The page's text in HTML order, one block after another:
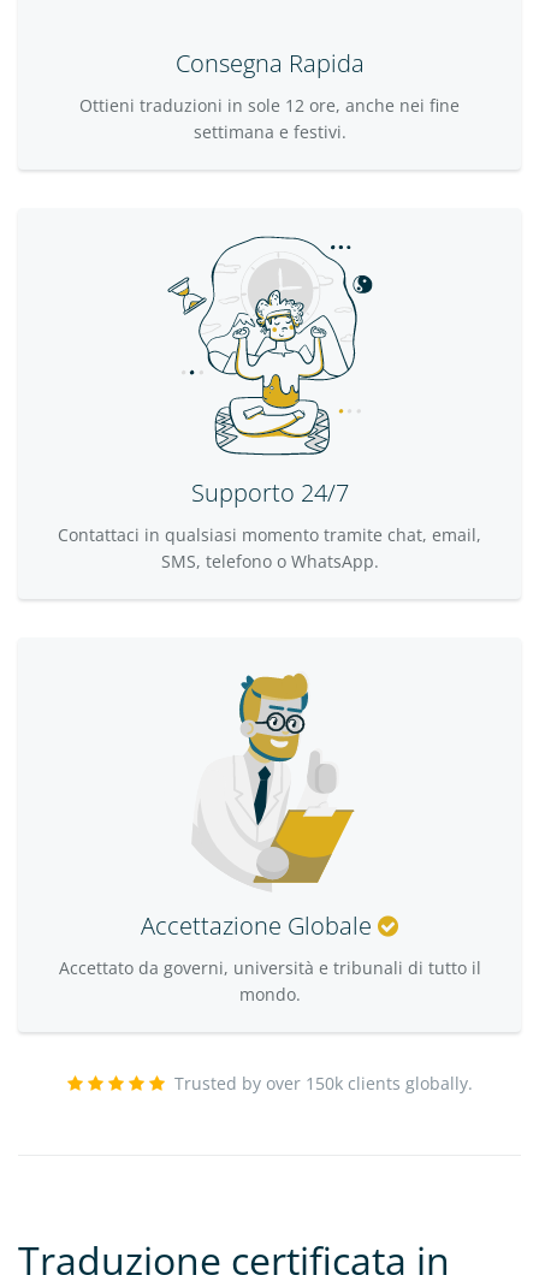
Consegna Rapida
Ottieni traduzioni in sole 12 ore, anche nei fine
settimana e festivi.
Supporto 24/7
Contattaci in qualsiasi momento tramite chat, email,
SMS, telefono o WhatsApp.
Accettazione Globale
Accettato da governi, università e tribunali di tutto il
mondo.
Trusted by over 150k clients globally.
Traduzione certificata in